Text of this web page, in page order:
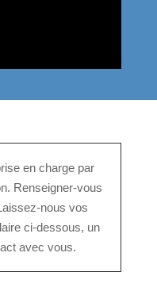
en charge par
Renseigner-vous
nous vos
ci-dessous, un
avec vous.